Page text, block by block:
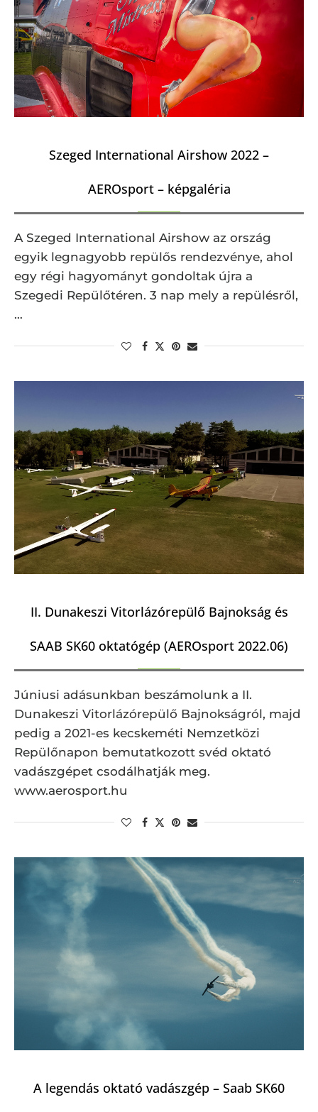
Szeged International Airshow 2022 –
AEROsport – képgaléria
A Szeged International Airshow az ország
egyik legnagyobb repülős rendezvénye, ahol
egy régi hagyományt gondoltak újra a
Szegedi Repülőtéren. 3 nap mely a repülésről,
…
II. Dunakeszi Vitorlázórepülő Bajnokság és
SAAB SK60 oktatógép (AEROsport 2022.06)
Júniusi adásunkban beszámolunk a II.
Dunakeszi Vitorlázórepülő Bajnokságról, majd
pedig a 2021-es kecskeméti Nemzetközi
Repülőnapon bemutatkozott svéd oktató
vadászgépet csodálhatják meg.
www.aerosport.hu
A legendás oktató vadászgép – Saab SK60